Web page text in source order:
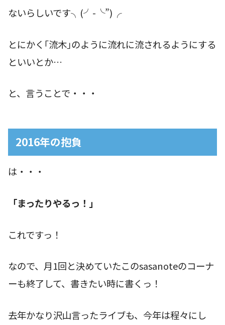
ないらしいです╮(╯-╰”)╭
とにかく｢流木｣のように流れに流されるようにする
といいとか…
と、言うことで・・・
2016年の抱負
は・・・
「まったりやるっ！」
これですっ！
なので、月1回と決めていたこのsasanoteのコーナ
ーも終了して、書きたい時に書くっ！
去年かなり沢山言ったライブも、今年は程々にし